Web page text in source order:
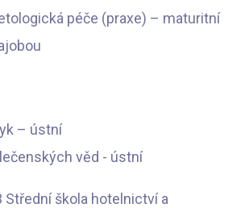
péče (praxe) – maturitní
– ústní
věd - ústní
škola hotelnictví a